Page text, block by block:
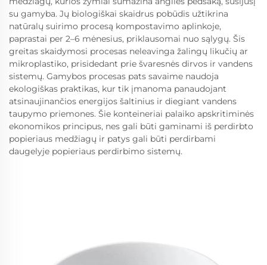
su gamyba. Jų biologiškai skaidrus pobūdis užtikrina
natūralų suirimo procesą kompostavimo aplinkoje,
paprastai per 2–6 mėnesius, priklausomai nuo sąlygų. Šis
greitas skaidymosi procesas neleavinga žalingų likučių ar
mikroplastiko, prisidedant prie švaresnės dirvos ir vandens
sistemų. Gamybos procesas pats savaime naudoja
ekologiškas praktikas, kur tik įmanoma panaudojant
atsinaujinančios energijos šaltinius ir diegiant vandens
taupymo priemones. Šie konteineriai palaiko apskritiminės
ekonomikos principus, nes gali būti gaminami iš perdirbto
popieriaus medžiagų ir patys gali būti perdirbami
daugelyje popieriaus perdirbimo sistemų.